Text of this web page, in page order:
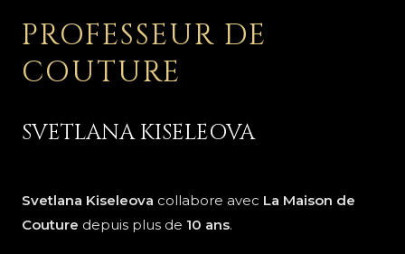
PROFESSEUR DE
COUTURE
SVETLANA KISELEOVA
Svetlana Kiseleova collabore avec La Maison de
Couture depuis plus de 10 ans.